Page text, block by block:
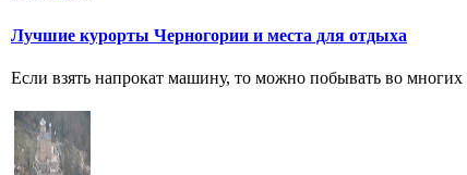
Лучшие курорты Черногории и места для отдыха
Если взять напрокат машину, то можно побывать во